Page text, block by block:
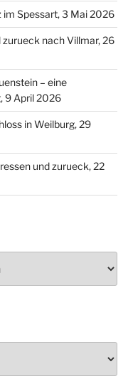
im Spessart, 3 Mai 2026
nach Villmar, 26
– eine
9 April 2026
in Weilburg, 29
und zurueck, 22